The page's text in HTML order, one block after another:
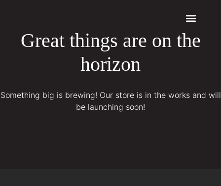
Great things are on the
horizon
Something big is brewing! Our store is in the works and will
be launching soon!